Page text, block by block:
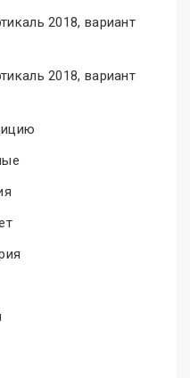
2018, вариант
2018, вариант